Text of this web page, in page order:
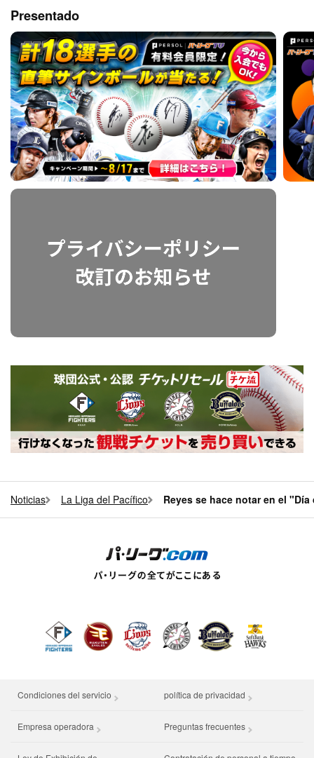
Presentado
Noticias La Liga del Pacífico Reyes se hace notar en el
Condiciones del servicio política de privacidad
Empresa operadora (se abre en ventana nueva)Preguntas frecuentes